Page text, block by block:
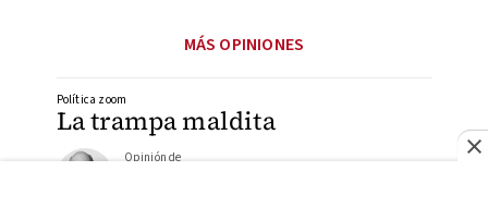
MÁS OPINIONES
La trampa maldita
Política zoom
Opinión de